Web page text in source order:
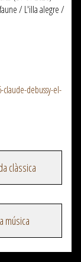
faune / L'illa alegre /
debussy-el-
clàssica
música